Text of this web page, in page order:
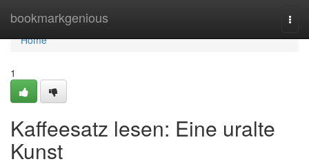
bookmarkgenious
Home
Home
1
Kaffeesatz lesen: Eine uralte
Kunst